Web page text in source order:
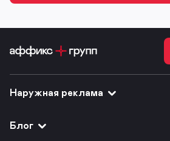
Наружная реклама
Блог